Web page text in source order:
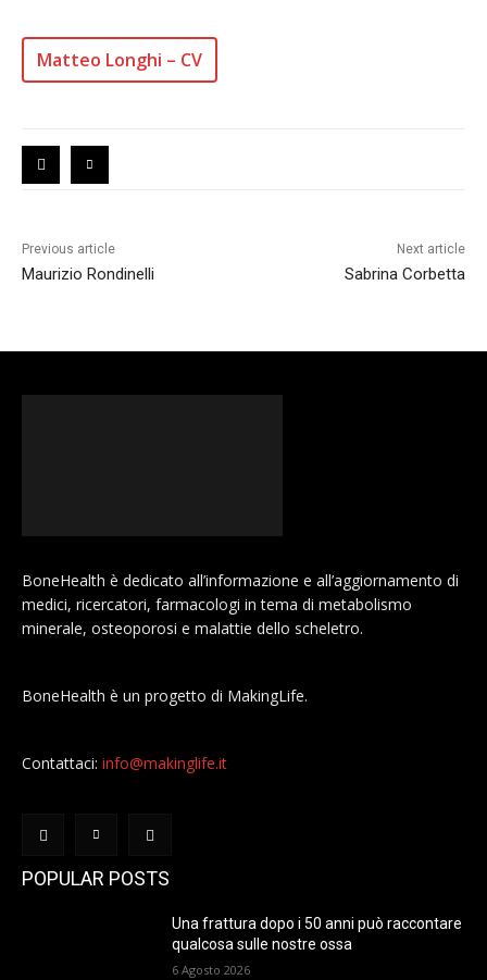
Matteo Longhi – CV
Previous article
Maurizio Rondinelli
Next article
Sabrina Corbetta
BoneHealth è dedicato all’informazione e all’aggiornamento di
medici, ricercatori, farmacologi in tema di metabolismo
minerale, osteoporosi e malattie dello scheletro.
BoneHealth è un progetto di MakingLife.
Contattaci: info@makinglife.it
POPULAR POSTS
Una frattura dopo i 50 anni può raccontare
qualcosa sulle nostre ossa
6 Agosto 2026